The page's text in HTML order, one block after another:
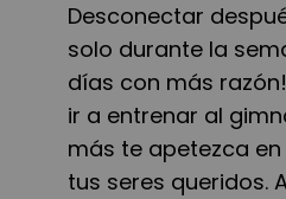
Desconectar
solo durante la
días con más
ir a entrenar al
más te apetezca
tus seres queridos.